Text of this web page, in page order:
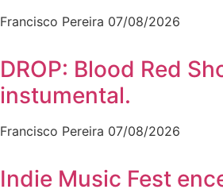
Francisco Pereira 07/08/2026
DROP: Blood Red
instumental.
Francisco Pereira 07/08/2026
Indie Music Fest